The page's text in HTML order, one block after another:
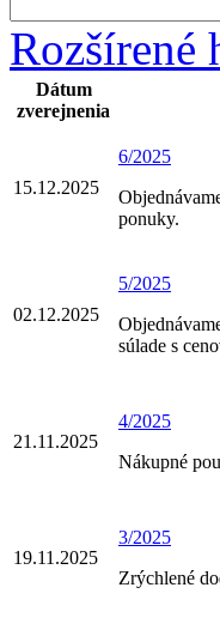
Rozšírené
Dátum
zverejnenia
15.12.2025
6/2025
ponuky.
02.12.2025
5/2025
súlade s
21.11.2025
4/2025
Nákupné
19.11.2025
3/2025
Zrýchlené